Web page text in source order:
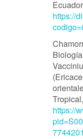
https://
https://